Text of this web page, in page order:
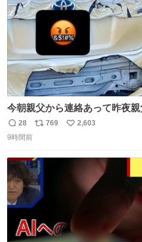
今朝親父から連絡あって昨夜
スが燃えたらしく、距離と経年
か？って思ったら放火らしいし
変わらないから犯人野放しらし
返
信
28
リ
ト
数
769
い
2,603
9時間前